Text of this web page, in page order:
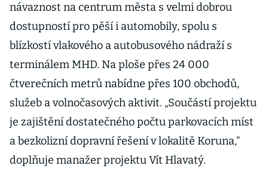
návaznost na centrum města s velmi dobrou
dostupností pro pěší i automobily, spolu s
blízkostí vlakového a autobusového nádraží s
terminálem MHD. Na ploše přes 24 000
čtverečních metrů nabídne přes 100 obchodů,
služeb a volnočasových aktivit. „Součástí projektu
je zajištění dostatečného počtu parkovacích míst
a bezkolizní dopravní řešení v lokalitě Koruna,“
doplňuje manažer projektu Vít Hlavatý.